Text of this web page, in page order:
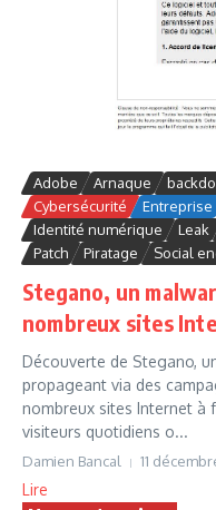
Adobe Arnaque
Cybersécurité
Entreprise
Identité numérique
Leak
Patch
Piratage Social
Stegano, un
nombreux sites
Découverte de Stegano,
propageant via des
nombreux sites Internet à
visiteurs quotidiens o...
Damien Bancal 11
Lire